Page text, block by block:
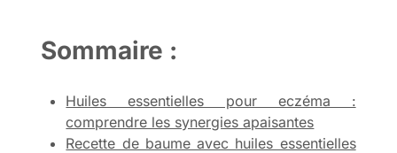
Sommaire :
Huiles essentielles pour eczéma :
comprendre les synergies apaisantes
Recette de baume avec huiles essentielles